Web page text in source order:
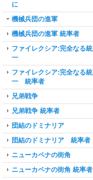
に
機械兵団の進軍
機械兵団の進軍 統率者
ファイレクシア:完全なる統
一
ファイレクシア:完全なる統
一 統率者
兄弟戦争
兄弟戦争 統率者
団結のドミナリア
団結のドミナリア 統率者
ニューカペナの街角
ニューカペナの街角 統率者